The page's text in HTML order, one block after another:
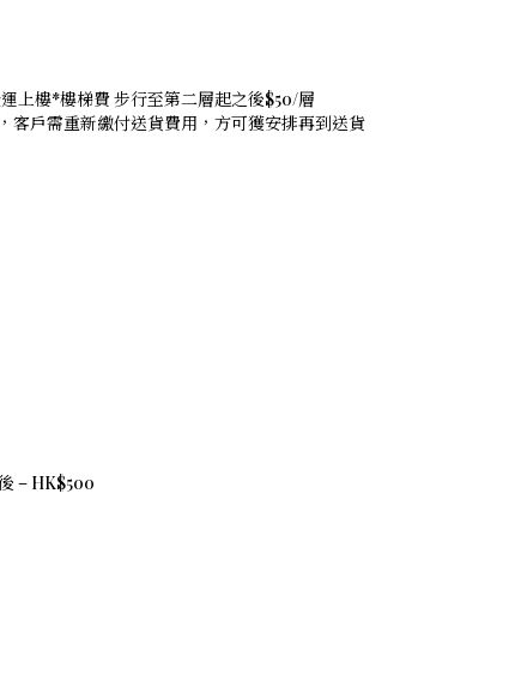
上樓*樓梯費 步行至第二層起之後$50/層
客戶需重新繳付送貨費用，方可獲安排再到送貨
– HK$500